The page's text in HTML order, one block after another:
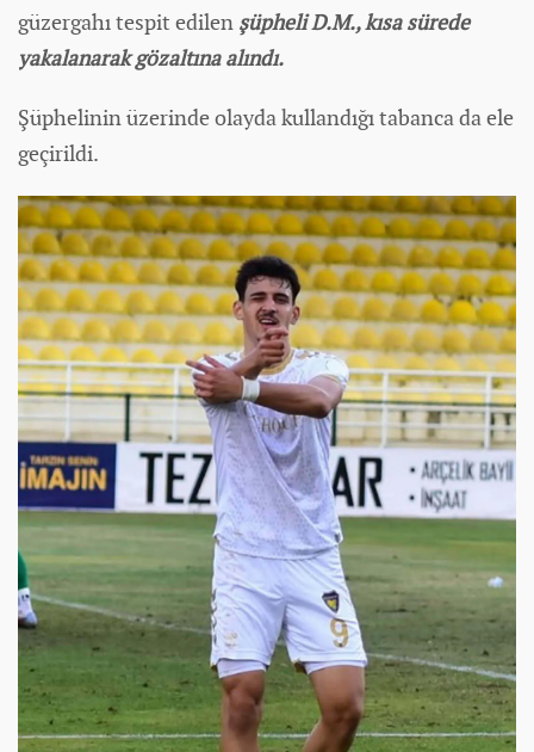
güzergahı tespit edilen şüpheli D.M., kısa sürede
yakalanarak gözaltına alındı.
Şüphelinin üzerinde olayda kullandığı tabanca da ele
geçirildi.